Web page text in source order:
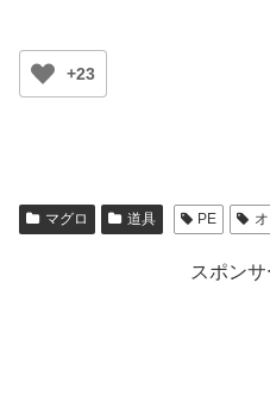
+23
マグロ 道具 PE
スポン